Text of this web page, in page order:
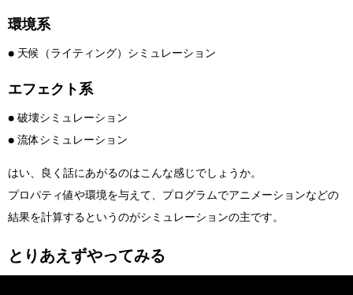
環境系
● 天候（ライティング）シミュレーション
エフェクト系
● 破壊シミュレーション
● 流体シミュレーション
はい、良く話にあがるのはこんな感じでしょうか。
プロパティ値や環境を与えて、プログラムでアニメーションなどの
結果を計算するというのがシミュレーションの主です。
とりあえずやってみる